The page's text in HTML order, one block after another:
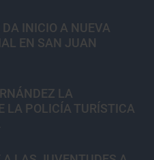
INICIO A NUEVA
EN SAN JUAN
LA
LA POLICÍA TURÍSTICA